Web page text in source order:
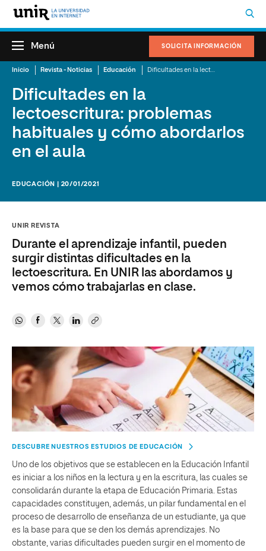
SOLICITA INFORMACIÓN
Menú
Inicio Revista - Noticias Educación
Dificultades en la
lectoescritura: problemas
habituales y cómo abordarlos
en el aula
EDUCACIÓN | 20/01/2021
UNIR REVISTA
Durante el aprendizaje infantil, pueden
surgir distintas dificultades en la
lectoescritura. En UNIR las abordamos y
vemos cómo trabajarlas en clase.
DESCUBRE NUESTROS ESTUDIOS DE EDUCACIÓN
Uno de los objetivos que se establecen en la Educación Infantil
es iniciar a los niños en la lectura y en la escritura, las cuales se
consolidarán durante la etapa de Educación Primaria. Estas
capacidades constituyen, además, un pilar fundamental en el
proceso de desarrollo de enseñanza de un estudiante, ya que
es la base para que se den los demás aprendizajes. No
obstante, varias dificultades pueden surgir en el momento de